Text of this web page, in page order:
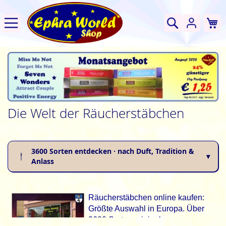
Suche
Die Welt der Räucherstäbchen
3600 Sorten entdecken · nach Duft, Tradition &
Anlass
Räucherstäbchen online kaufen:
Größte Auswahl in Europa. Über
3600 Sorten original